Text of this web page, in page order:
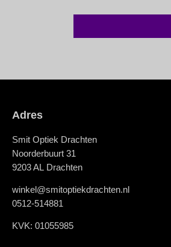
Adres
Smit Optiek Drachten
Noorderbuurt 31
9203 AL Drachten
winkel@smitoptiekdrachten.nl
0512-514881
KVK: 01055985